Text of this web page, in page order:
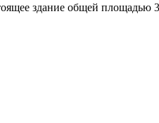
здание общей